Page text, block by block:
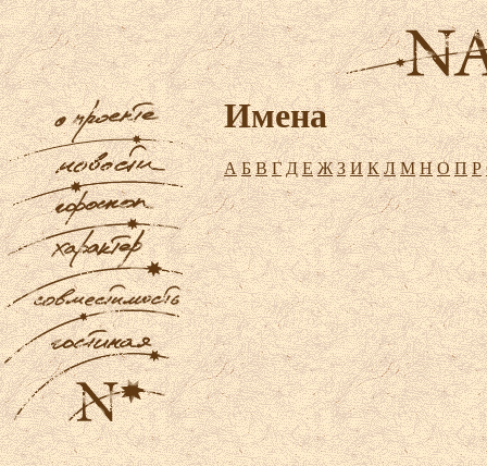
Имена
А Б В Г Д Е Ж З И К Л М Н О П Р